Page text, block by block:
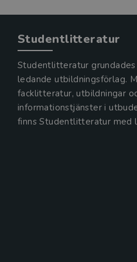
Studentlitteratur
Studentlitteratur
ledande utbildningsförlag.
facklitteratur, utbildningar
informationstjänster i
finns Studentlitteratur med